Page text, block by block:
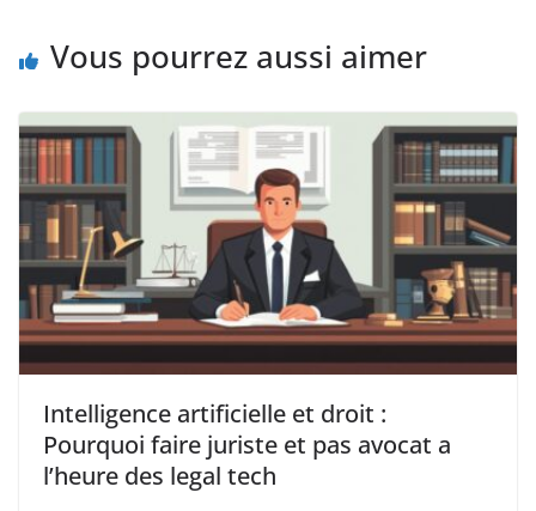
Vous pourrez aussi aimer
Intelligence artificielle et droit :
Pourquoi faire juriste et pas avocat a
l’heure des legal tech